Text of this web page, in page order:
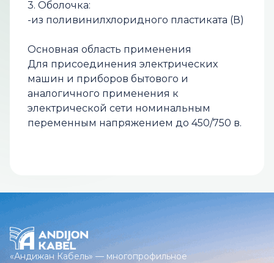
3. Оболочка:
-из поливинилхлоридного пластиката (В)
Основная область применения
Для присоединения электрических
машин и приборов бытового и
аналогичного применения к
электрической сети номинальным
переменным напряжением до 450/750 в.
«Андижан Кабель» — многопрофильное